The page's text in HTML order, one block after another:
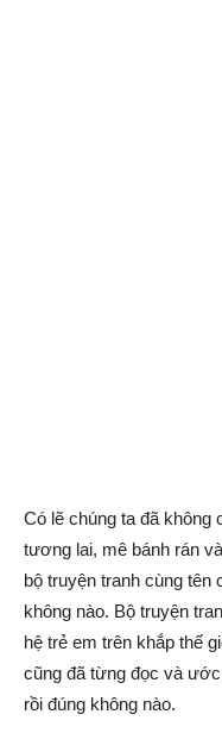
Có lẽ chúng ta đã không
tương lai, mê bánh rán
bộ truyện tranh cùng tên
không nào. Bộ truyện
hệ trẻ em trên khắp thế
cũng đã từng đọc và
rồi đúng không nào.